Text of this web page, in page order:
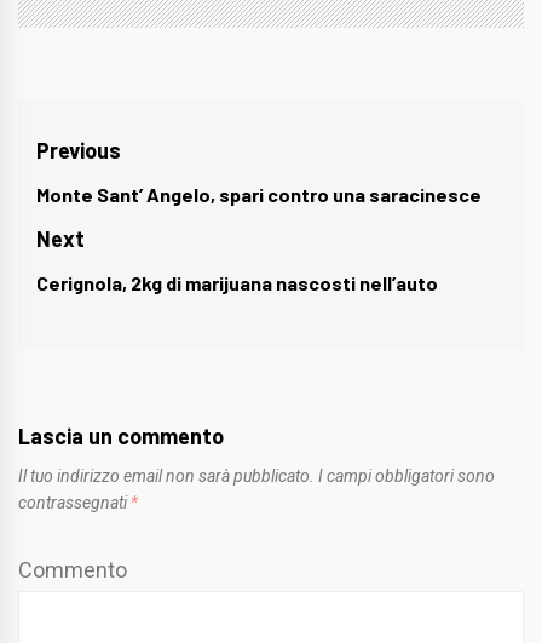
Navigazione
articoli
Previous
Previous
post:
Monte Sant’ Angelo, spari contro una saracinesce
Next
Next
Cerignola, 2kg di marijuana nascosti nell’auto
Lascia un commento
Il tuo indirizzo email non sarà pubblicato. I campi obbligatori sono
contrassegnati *
Commento